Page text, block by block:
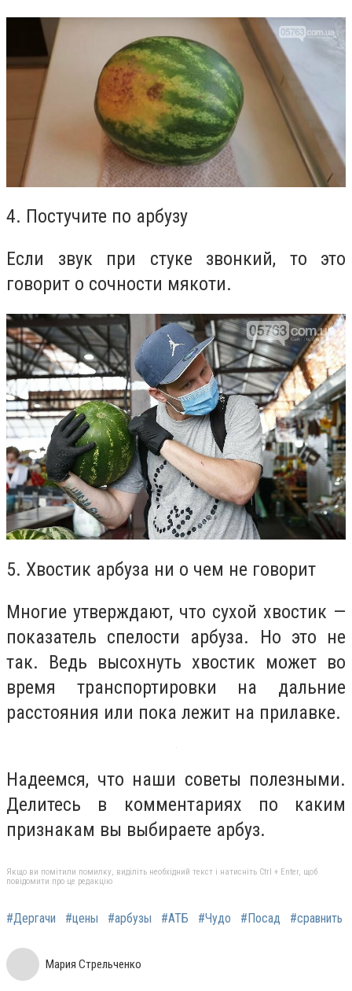
4. Постучите по арбузу
Если звук при стуке звонкий, то это
говорит о сочности мякоти.
5. Хвостик арбуза ни о чем не говорит
Многие утверждают, что сухой хвостик —
показатель спелости арбуза. Но это не
так. Ведь высохнуть хвостик может во
время транспортировки на дальние
расстояния или пока лежит на прилавке.
Надеемся, что наши советы полезными.
Делитесь в комментариях по каким
признакам вы выбираете арбуз.
Якщо ви помітили помилку, виділіть необхідний текст і натисніть Ctrl + Enter, щоб
повідомити про це редакцію
#Дергачи #цены #арбузы #АТБ #Чудо #Посад #сравнить
Мария Стрельченко